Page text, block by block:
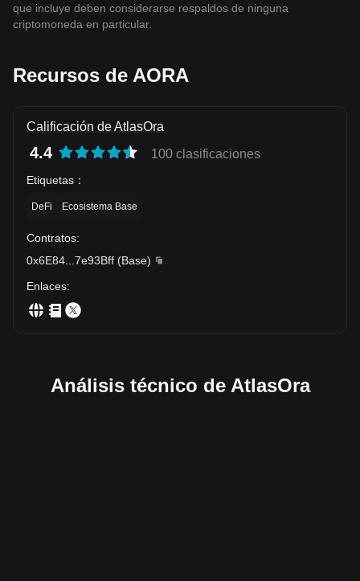
que incluye deben considerarse respaldos de ninguna
criptomoneda en particular.
Recursos de AORA
Calificación de AtlasOra
4.4 100 clasificaciones
Etiquetas ：
DeFi Ecosistema Base
Contratos:
0x6E84
7e93Bff (Base)
Enlaces:
Análisis técnico de AtlasOra